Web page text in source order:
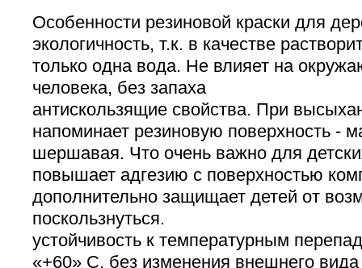
Особенности резиновой краски для
экологичность, т.к. в качестве
только одна вода. Не влияет на
человека, без запаха
антискользящие свойства. При
напоминает резиновую поверхность -
шершавая. Что очень важно для
повышает адгезию с поверхностью
дополнительно защищает детей от
поскользнуться.
устойчивость к температурным
«+60» С, без изменения внешнего